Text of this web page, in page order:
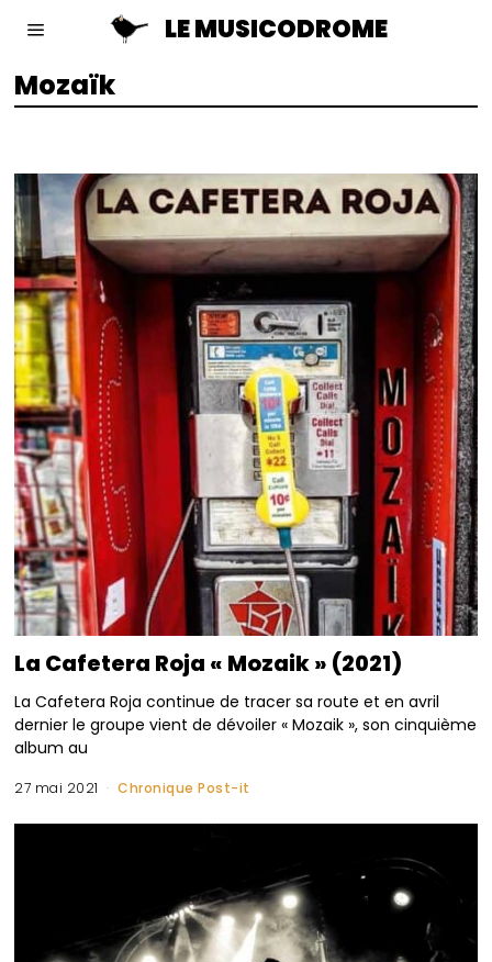
LE MUSICODROME
Mozaïk
La Cafetera Roja « Mozaik » (2021)
La Cafetera Roja continue de tracer sa route et en avril
dernier le groupe vient de dévoiler « Mozaik », son cinquième
album au
27 mai 2021 Chronique Post-it